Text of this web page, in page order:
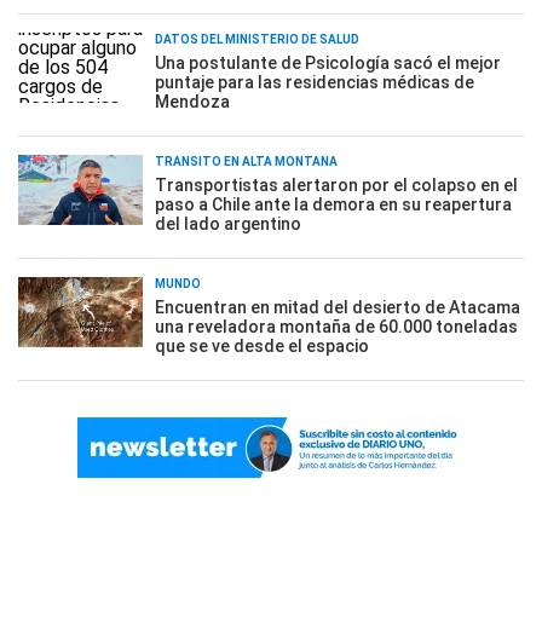
DATOS DEL MINISTERIO DE SALUD
Una postulante de Psicología sacó el mejor
puntaje para las residencias médicas de
Mendoza
TRÁNSITO EN ALTA MONTAÑA
Transportistas alertaron por el colapso en el
paso a Chile ante la demora en su reapertura
del lado argentino
MUNDO
Encuentran en mitad del desierto de Atacama
una reveladora montaña de 60.000 toneladas
que se ve desde el espacio